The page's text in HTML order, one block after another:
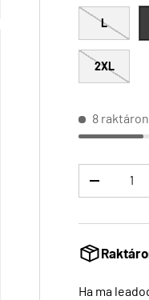
L
2XL
8 raktáron
Ha ma